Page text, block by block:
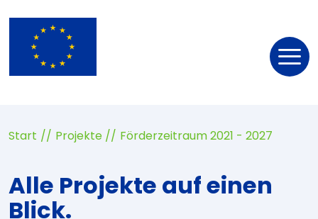
Start Projekte Förderzeitraum 2021 - 2027
Alle Projekte auf einen
Blick.